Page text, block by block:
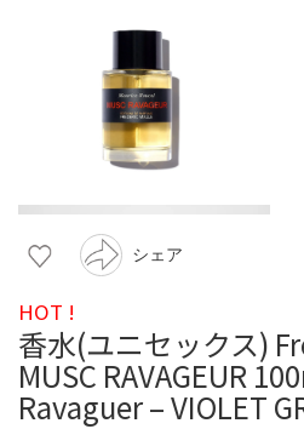
シェア
HOT !
香水(ユニセックス)
MUSC RAVAGEUR
Ravaguer – VIOLET